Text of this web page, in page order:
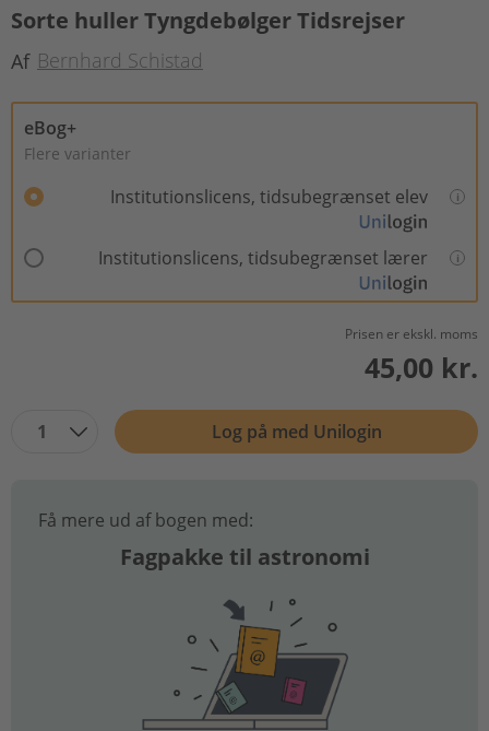
Sorte huller Tyngdebølger Tidsrejser
Af Bernhard Schistad
eBog+
Flere varianter
Institutionslicens, tidsubegrænset elev
Institutionslicens, tidsubegrænset lærer
Prisen er ekskl. moms
45,00 kr.
1 Log på med Unilogin
Få mere ud af bogen med:
Fagpakke til astronomi